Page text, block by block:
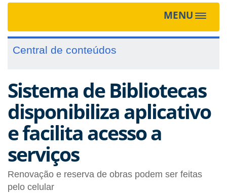
MENU Toggle
Central de conteúdos
Sistema de Bibliotecas
disponibiliza aplicativo
e facilita acesso a
serviços
Renovação e reserva de obras podem ser feitas
pelo celular